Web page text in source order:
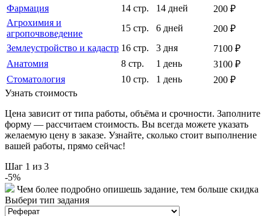
Фармация
14 стр. 14 дней
200 ₽
Агрохимия и
агропочвоведение
15 стр. 6 дней
200 ₽
Землеустройство и кадастр 16 стр. 3 дня
7100 ₽
Анатомия
8 стр. 1 день
3100 ₽
Стоматология
10 стр. 1 день
200 ₽
Узнать стоимость
Цена зависит от типа работы, объёма и срочности. Заполните
форму — рассчитаем стоимость. Вы всегда можете указать
желаемую цену в заказе. Узнайте, сколько стоит выполнение
вашей работы, прямо сейчас!
Шаг 1 из 3
-5%
Чем более подробно опишешь задание, тем больше скидка
Выбери тип задания